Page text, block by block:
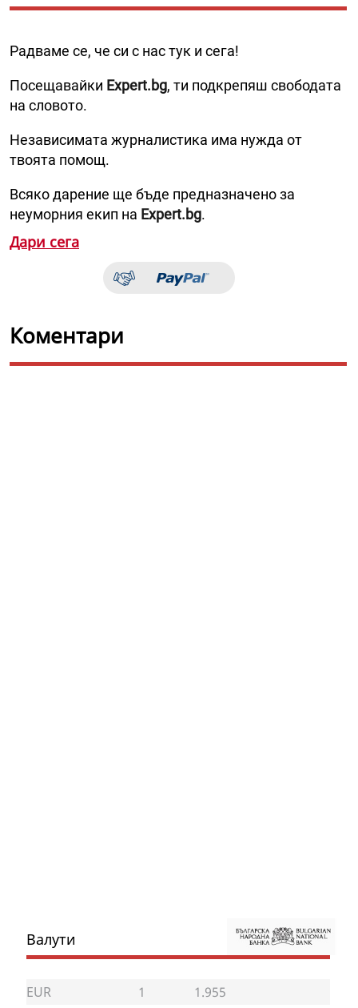
Радваме се, че си с нас тук и сега!
Посещавайки Expert.bg, ти подкрепяш свободата
на словото.
Независимата журналистика има нужда от
твоята помощ.
Всяко дарение ще бъде предназначено за
неуморния екип на Expert.bg.
Дари сега
Коментари
Валути
EUR 1
1.955